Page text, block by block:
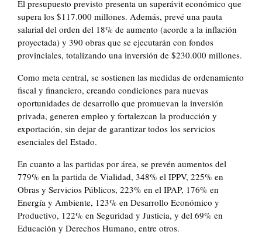
El presupuesto previsto presenta un superávit económico que
supera los $117.000 millones. Además, prevé una pauta
salarial del orden del 18% de aumento (acorde a la inflación
proyectada) y 390 obras que se ejecutarán con fondos
provinciales, totalizando una inversión de $230.000 millones.
Como meta central, se sostienen las medidas de ordenamiento
fiscal y financiero, creando condiciones para nuevas
oportunidades de desarrollo que promuevan la inversión
privada, generen empleo y fortalezcan la producción y
exportación, sin dejar de garantizar todos los servicios
esenciales del Estado.
En cuanto a las partidas por área, se prevén aumentos del
779% en la partida de Vialidad, 348% el IPPV, 225% en
Obras y Servicios Públicos, 223% en el IPAP, 176% en
Energía y Ambiente, 123% en Desarrollo Económico y
Productivo, 122% en Seguridad y Justicia, y del 69% en
Educación y Derechos Humano, entre otros.